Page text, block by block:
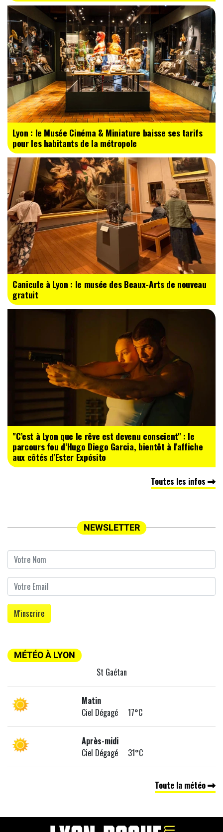
Lyon : le Musée Cinéma & Miniature baisse ses tarifs
pour les habitants de la métropole
Canicule à Lyon : le musée des Beaux-Arts de nouveau
gratuit
"C’est à Lyon que le rêve est devenu conscient" : le
parcours fou d’Hugo Diego Garcia, bientôt à l'affiche
aux côtés d'Ester Expósito
Toutes les infos
NEWSLETTER
MÉTÉO À LYON
St Gaétan
Matin
Ciel Dégagé 17°C
Après-midi
Ciel Dégagé 31°C
Toute la météo